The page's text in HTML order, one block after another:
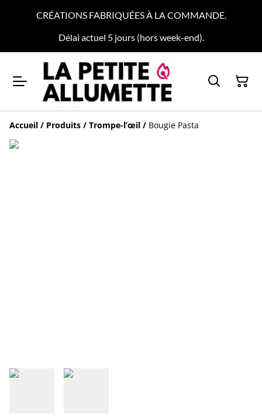
CRÉATIONS FABRIQUÉES À LA COMMANDE.
Délai actuel 5 jours (hors week-end).
Accueil / Produits / Trompe-l’œil / Bougie Pasta